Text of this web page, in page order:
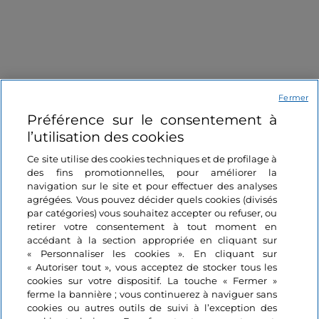
Informations sur le site
Liens utiles
Se connecter
Suivez-nous
Préférence sur le consentement à
l’utilisation des cookies
Ce site utilise des cookies techniques et de profilage à
des fins promotionnelles, pour améliorer la
navigation sur le site et pour effectuer des analyses
agrégées. Vous pouvez décider quels cookies (divisés
par catégories) vous souhaitez accepter ou refuser, ou
retirer votre consentement à tout moment en
accédant à la section appropriée en cliquant sur
« Personnaliser les cookies ». En cliquant sur
« Autoriser tout », vous acceptez de stocker tous les
cookies sur votre dispositif. La touche « Fermer »
ferme la bannière ; vous continuerez à naviguer sans
cookies ou autres outils de suivi à l’exception des
Fermer